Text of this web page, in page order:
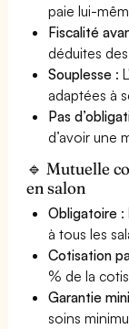
paie lui-
Fiscalité
déduites
Souplesse :
adaptées à
Pas
d’avoir une
🔹 Mutuelle
en salon
Obligatoire :
à tous les
Cotisation
% de la
Garantie
soins